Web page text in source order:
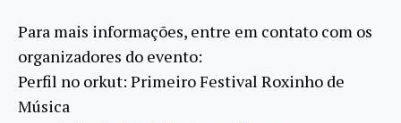
Para mais informações, entre em contato com os
organizadores do evento:
Perfil no orkut: Primeiro Festival Roxinho de
Música